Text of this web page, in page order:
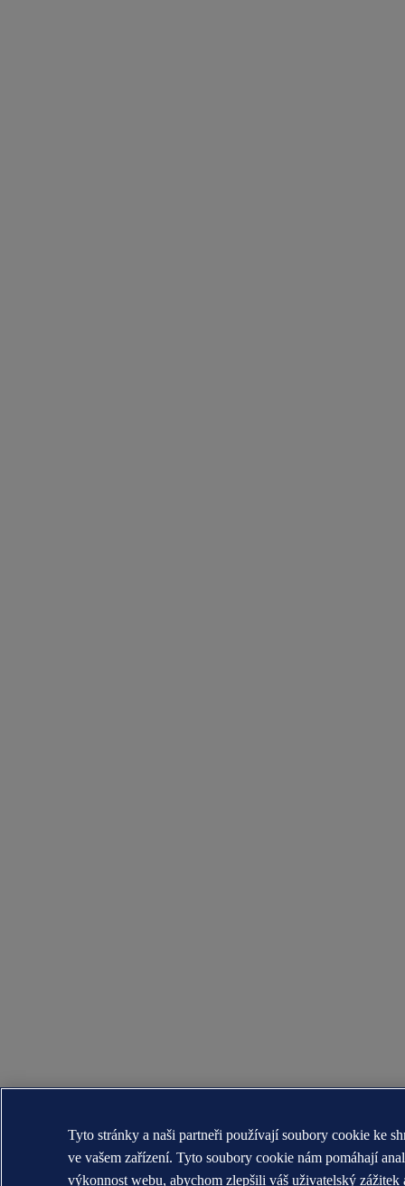
Tyto stránky a naši partneři používají soubory cookie ke
ve vašem zařízení. Tyto soubory cookie nám pomáhají
výkonnost webu, abychom zlepšili váš uživatelský